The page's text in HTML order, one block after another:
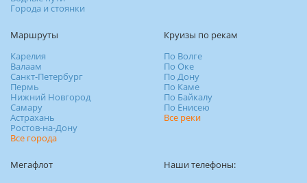
Города и стоянки
Маршруты
Карелия
Валаам
Санкт-Петербург
Пермь
Нижний Новгород
Самару
Астрахань
Ростов-на-Дону
Все города
Круизы по рекам
По Волге
По Оке
По Дону
По Каме
По Байкалу
По Енисею
Все реки
Мегафлот
Наши телефоны: